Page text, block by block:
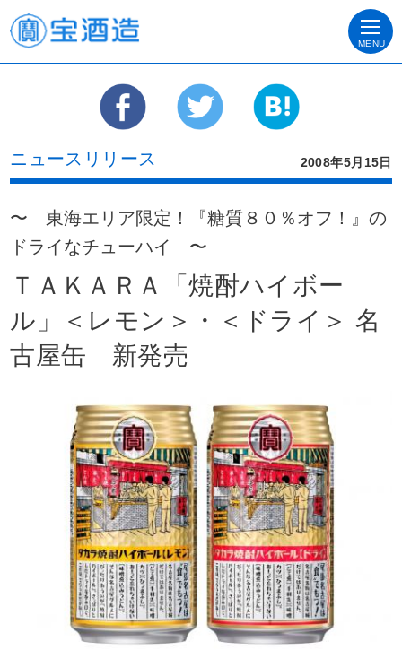
MENU
ニュースリリース 2008年5月15日
〜 東海エリア限定！『糖質８０％オフ！』の
ドライなチューハイ 〜
ＴＡＫＡＲＡ「焼酎ハイボー
ル」＜レモン＞・＜ドライ＞ 名
古屋缶 新発売